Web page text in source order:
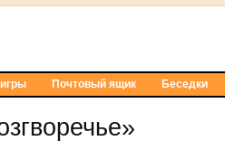
Почтовый ящик Беседки